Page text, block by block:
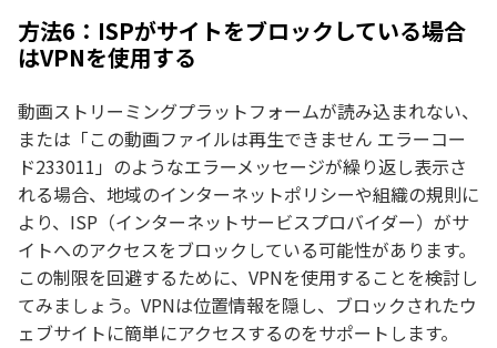
方法6：ISPがサイトをブロックしている場合
はVPNを使用する
動画ストリーミングプラットフォームが読み込まれない、
または「この動画ファイルは再生できません エラーコー
ド233011」のようなエラーメッセージが繰り返し表示さ
れる場合、地域のインターネットポリシーや組織の規則に
より、ISP（インターネットサービスプロバイダー）がサ
イトへのアクセスをブロックしている可能性があります。
この制限を回避するために、VPNを使用することを検討し
てみましょう。VPNは位置情報を隠し、ブロックされたウ
ェブサイトに簡単にアクセスするのをサポートします。